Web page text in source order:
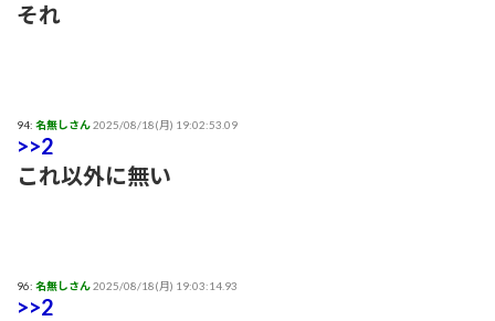
それ
94: 名無しさん2025/08/18(月) 19:02:53.09
>>2
これ以外に無い
96: 名無しさん2025/08/18(月) 19:03:14.93
>>2